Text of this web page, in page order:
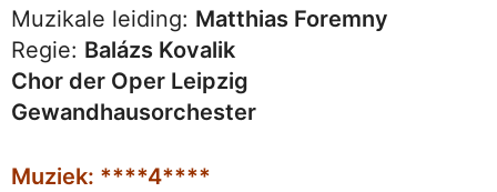
Muzikale leiding: Matthias Foremny
Regie: Balázs Kovalik
Chor der Oper Leipzig
Gewandhausorchester
Muziek: ****4****